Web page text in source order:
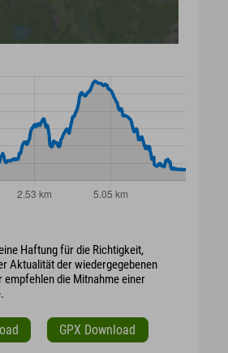
Haftung für die Richtigkeit,
Aktualität der wiedergegebenen
die Mitnahme einer
GPX Download